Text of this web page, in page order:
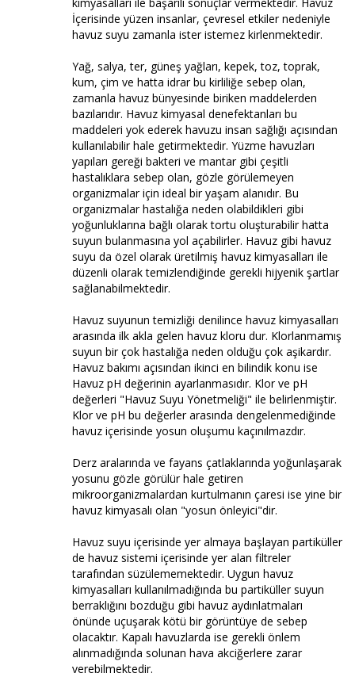
İçerisinde yüzen insanlar, çevresel etkiler nedeniyle
havuz suyu zamanla ister istemez kirlenmektedir.
Yağ, salya, ter, güneş yağları, kepek, toz, toprak,
kum, çim ve hatta idrar bu kirliliğe sebep olan,
zamanla havuz bünyesinde biriken maddelerden
bazılarıdır. Havuz kimyasal denefektanları bu
maddeleri yok ederek havuzu insan sağlığı açısından
kullanılabilir hale getirmektedir. Yüzme havuzları
yapıları gereği bakteri ve mantar gibi çeşitli
hastalıklara sebep olan, gözle görülemeyen
organizmalar için ideal bir yaşam alanıdır. Bu
organizmalar hastalığa neden olabildikleri gibi
yoğunluklarına bağlı olarak tortu oluşturabilir hatta
suyun bulanmasına yol açabilirler. Havuz gibi havuz
suyu da özel olarak üretilmiş havuz kimyasalları ile
düzenli olarak temizlendiğinde gerekli hijyenik şartlar
sağlanabilmektedir.
Havuz suyunun temizliği denilince havuz kimyasalları
arasında ilk akla gelen havuz kloru dur. Klorlanmamış
suyun bir çok hastalığa neden olduğu çok aşikardır.
Havuz bakımı açısından ikinci en bilindik konu ise
Havuz pH değerinin ayarlanmasıdır. Klor ve pH
değerleri "Havuz Suyu Yönetmeliği" ile belirlenmiştir.
Klor ve pH bu değerler arasında dengelenmediğinde
havuz içerisinde yosun oluşumu kaçınılmazdır.
Derz aralarında ve fayans çatlaklarında yoğunlaşarak
yosunu gözle görülür hale getiren
mikroorganizmalardan kurtulmanın çaresi ise yine bir
havuz kimyasalı olan "yosun önleyici"dir.
Havuz suyu içerisinde yer almaya başlayan partiküller
de havuz sistemi içerisinde yer alan filtreler
tarafından süzülememektedir. Uygun havuz
kimyasalları kullanılmadığında bu partiküller suyun
berraklığını bozduğu gibi havuz aydınlatmaları
önünde uçuşarak kötü bir görüntüye de sebep
olacaktır. Kapalı havuzlarda ise gerekli önlem
alınmadığında solunan hava akciğerlere zarar
verebilmektedir.